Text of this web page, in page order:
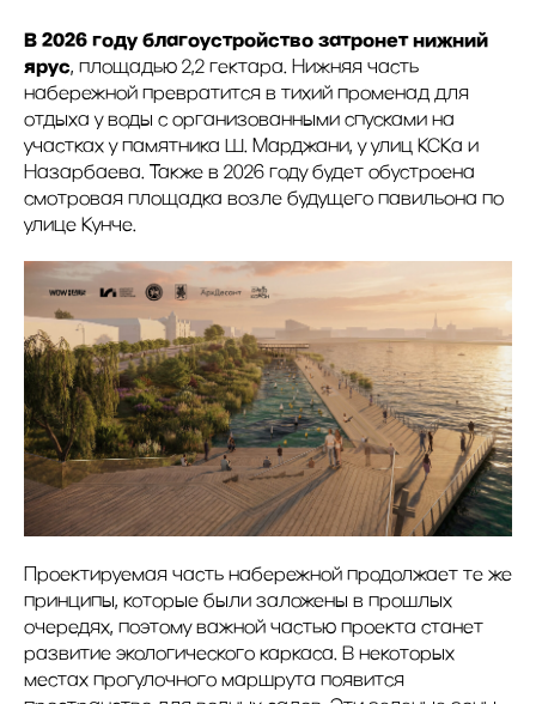
В 2026 году благоустройство затронет нижний
ярус, площадью 2,2 гектара. Нижняя часть
набережной превратится в тихий променад для
отдыха у воды с организованными спусками на
участках у памятника Ш. Марджани, у улиц КСКа и
Назарбаева. Также в 2026 году будет обустроена
смотровая площадка возле будущего павильона по
улице Кунче.
Проектируемая часть набережной продолжает те же
принципы, которые были заложены в прошлых
очередях, поэтому важной частью проекта станет
развитие экологического каркаса. В некоторых
местах прогулочного маршрута появится